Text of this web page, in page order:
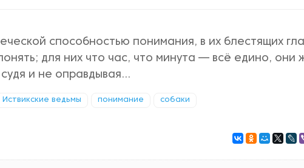
способностью понимания, в их блестящих
для них что час, что минута — всё едино, они
и не оправдывая…
Иствикские ведьмы понимание собаки